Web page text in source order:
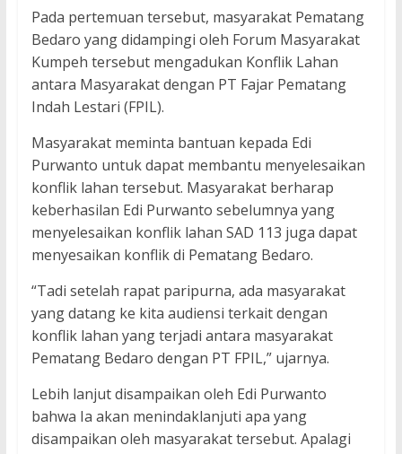
Pada pertemuan tersebut, masyarakat Pematang
Bedaro yang didampingi oleh Forum Masyarakat
Kumpeh tersebut mengadukan Konflik Lahan
antara Masyarakat dengan PT Fajar Pematang
Indah Lestari (FPIL).
Masyarakat meminta bantuan kepada Edi
Purwanto untuk dapat membantu menyelesaikan
konflik lahan tersebut. Masyarakat berharap
keberhasilan Edi Purwanto sebelumnya yang
menyelesaikan konflik lahan SAD 113 juga dapat
menyesaikan konflik di Pematang Bedaro.
“Tadi setelah rapat paripurna, ada masyarakat
yang datang ke kita audiensi terkait dengan
konflik lahan yang terjadi antara masyarakat
Pematang Bedaro dengan PT FPIL,” ujarnya.
Lebih lanjut disampaikan oleh Edi Purwanto
bahwa Ia akan menindaklanjuti apa yang
disampaikan oleh masyarakat tersebut. Apalagi